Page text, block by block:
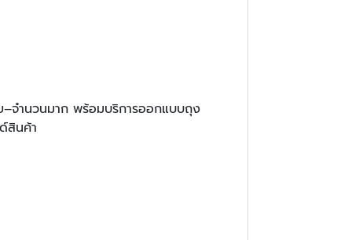
–จำนวนมาก พร้อมบริการออกแบบถุง
สินค้า